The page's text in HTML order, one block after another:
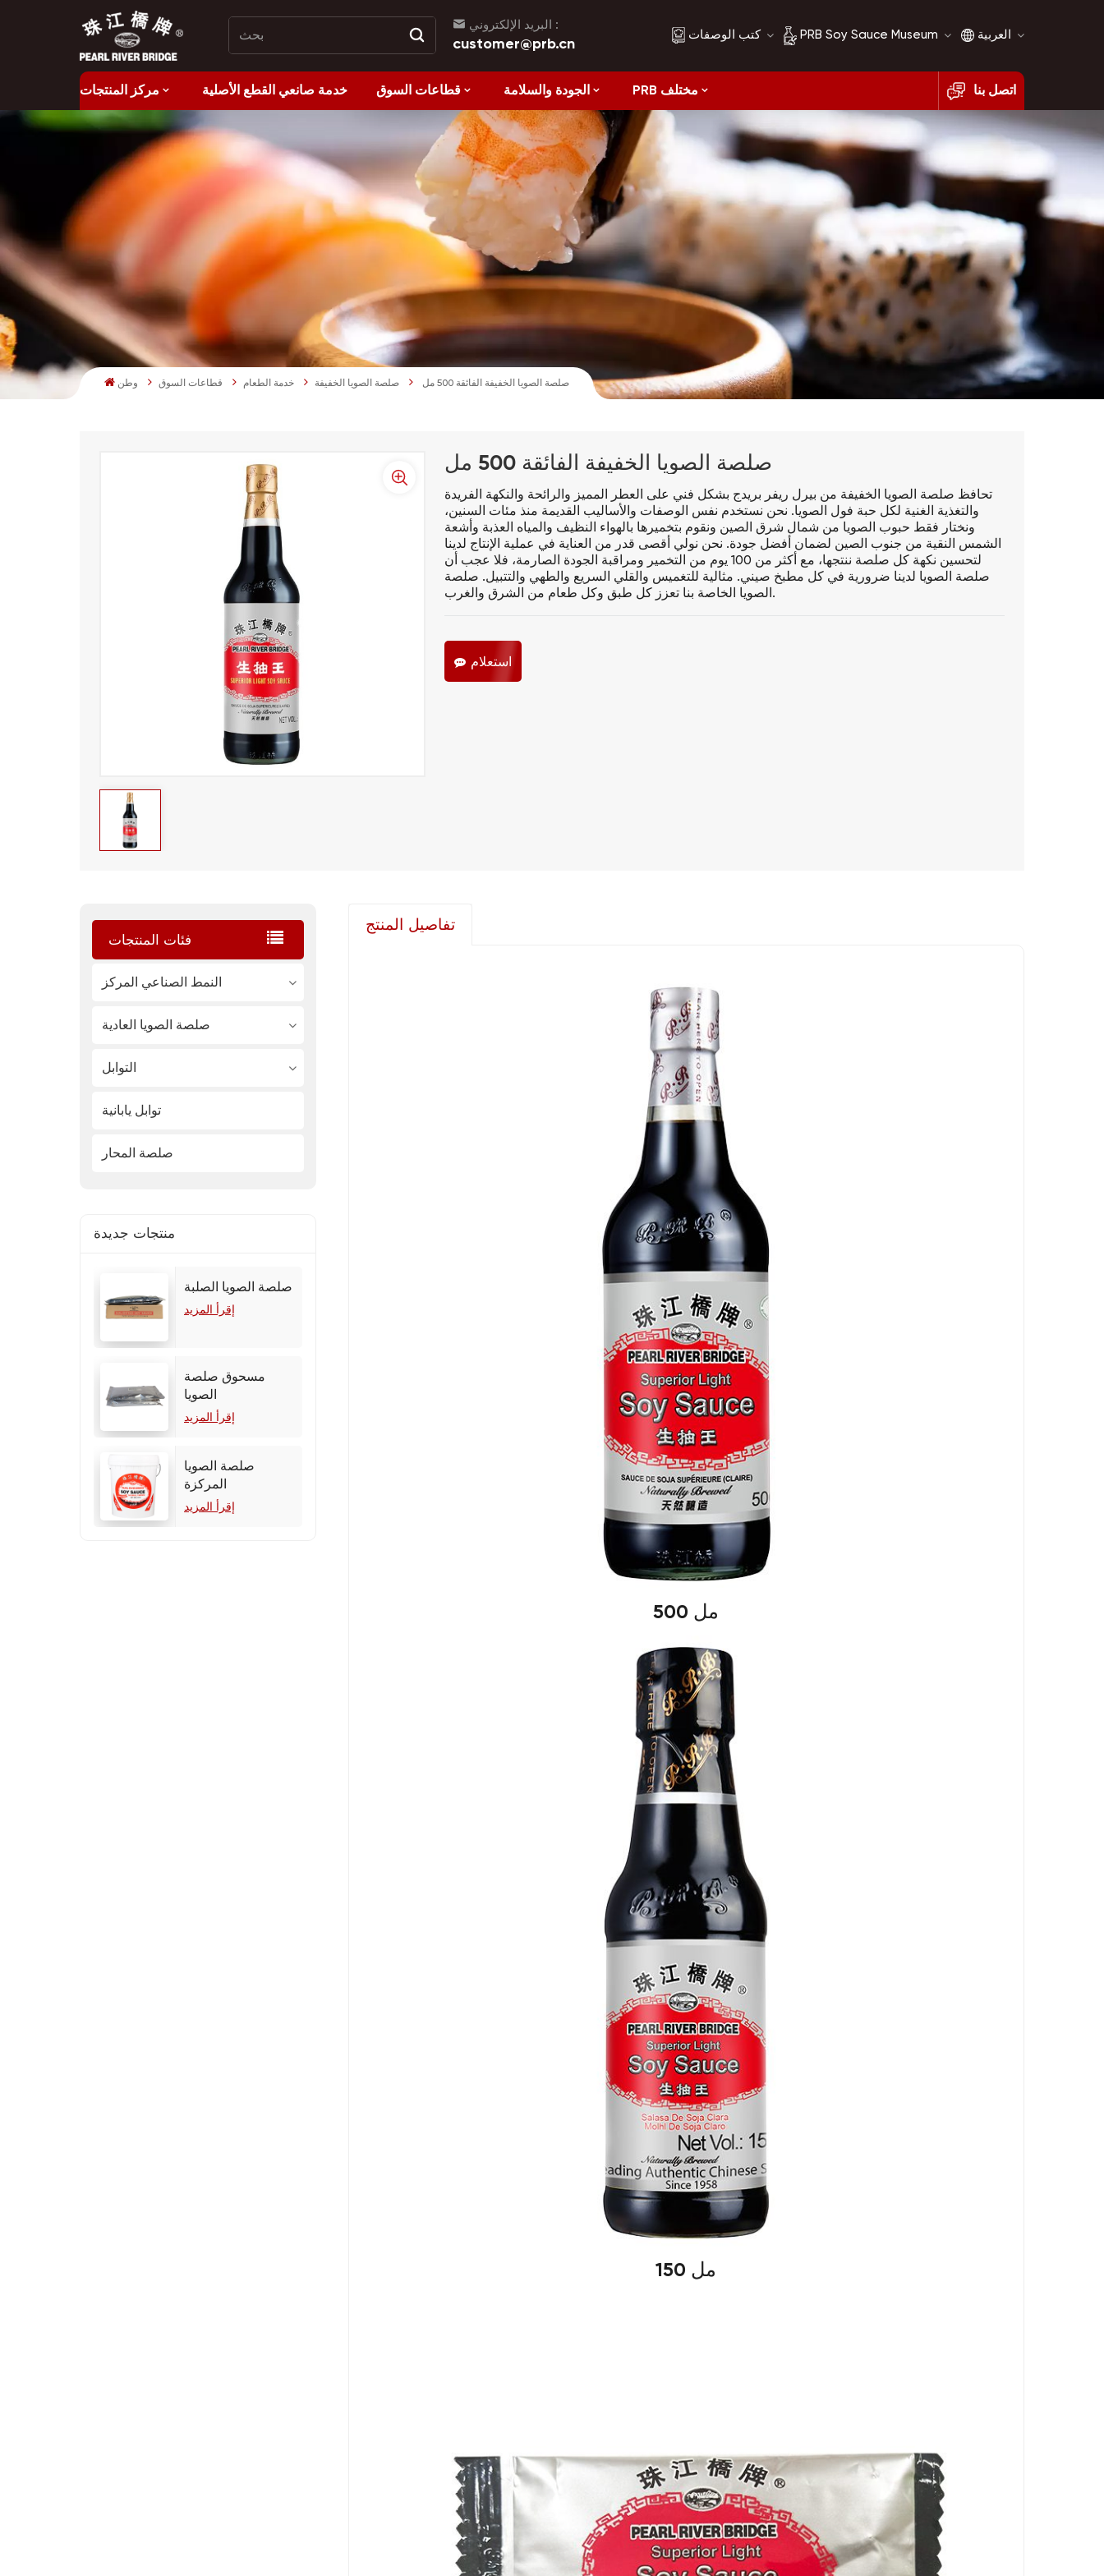
البريد الإلكتروني :
customer@prb.cn كتب الوصفات
الوصفات
الأكل الصحي
PRB Soy Sauce Museum
تاريخ صلصة الصويا
مقارنة صلصة الصويا
العربية
English
français
العربية
مركز المنتجات خدمة صانعي القطع الأصلية قطاعات السوق الجودة والسلامة PRB مختلف اتصل بنا
وطن قطاعات السوق خدمة الطعام صلصة الصويا الخفيفة صلصة الصويا الخفيفة الفائقة 500 مل
صلصة الصويا الخفيفة الفائقة 500 مل
تحافظ صلصة الصويا الخفيفة من بيرل ريفر بريدج بشكل فني على العطر المميز والرائحة والنكهة الفريدة
والتغذية الغنية لكل حبة فول الصويا. نحن نستخدم نفس الوصفات والأساليب القديمة منذ مئات السنين،
ونختار فقط حبوب الصويا من شمال شرق الصين ونقوم بتخميرها بالهواء النظيف والمياه العذبة وأشعة
الشمس النقية من جنوب الصين لضمان أفضل جودة. نحن نولي أقصى قدر من العناية في عملية الإنتاج لدينا
لتحسين نكهة كل صلصة ننتجها، مع أكثر من 100 يوم من التخمير ومراقبة الجودة الصارمة، فلا عجب أن
صلصة الصويا لدينا ضرورية في كل مطبخ صيني. مثالية للتغميس والقلي السريع والطهي والتتبيل. صلصة
الصويا الخاصة بنا تعزز كل طبق وكل طعام من الشرق والغرب.
استعلام
فئات المنتجات
النمط الصناعي المركز
صلصة الصويا العادية
التوابل
توابل يابانية
صلصة المحار
منتجات جديدة
صلصة الصويا الصلبة
إقرأ المزيد
مسحوق صلصة
الصويا
إقرأ المزيد
صلصة الصويا
المركزة
إقرأ المزيد
تفاصيل المنتج
500 مل
150 مل